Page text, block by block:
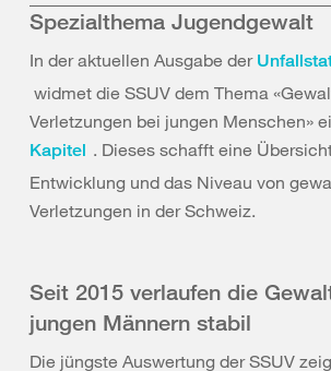
Spezialthema Jugendgewalt
In der aktuellen Ausgabe der
widmet die SSUV dem Thema
Verletzungen bei jungen Menschen»
Kapitel . Dieses schafft eine
Entwicklung und das Niveau von
Verletzungen in der Schweiz.
Seit 2015 verlaufen die
jungen Männern stabil
Die jüngste Auswertung der SSUV